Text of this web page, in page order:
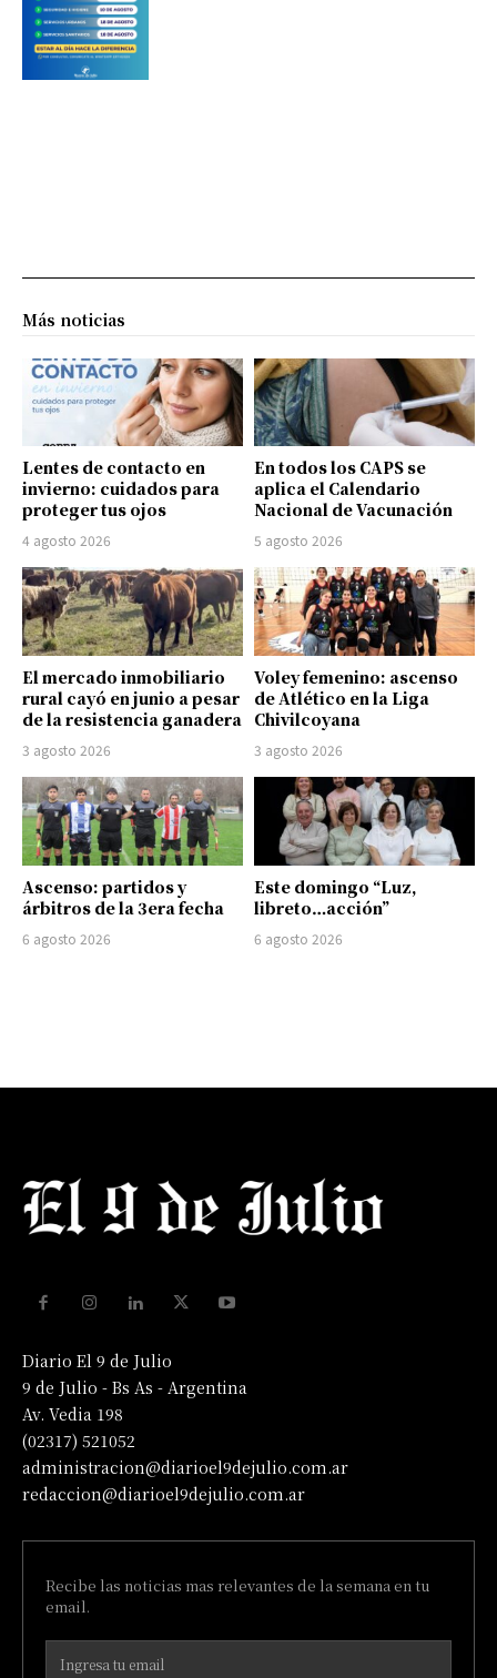
Más noticias
Lentes de contacto en
invierno: cuidados para
proteger tus ojos
4 agosto 2026
En todos los CAPS se
aplica el Calendario
Nacional de Vacunación
5 agosto 2026
El mercado inmobiliario
rural cayó en junio a pesar
de la resistencia ganadera
3 agosto 2026
Voley femenino: ascenso
de Atlético en la Liga
Chivilcoyana
3 agosto 2026
Ascenso: partidos y
árbitros de la 3era fecha
6 agosto 2026
Este domingo “Luz,
libreto…acción”
6 agosto 2026
Diario El 9 de Julio
9 de Julio - Bs As - Argentina
Av. Vedia 198
(02317) 521052
administracion@diarioel9dejulio.com.ar
redaccion@diarioel9dejulio.com.ar
Recibe las noticias mas relevantes de la semana en tu
email.